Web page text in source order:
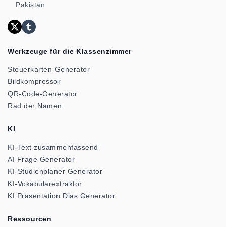
Pakistan
Werkzeuge für die Klassenzimmer
Steuerkarten-Generator
Bildkompressor
QR-Code-Generator
Rad der Namen
KI
KI-Text zusammenfassend
AI Frage Generator
KI-Studienplaner Generator
KI-Vokabularextraktor
KI Präsentation Dias Generator
Ressourcen